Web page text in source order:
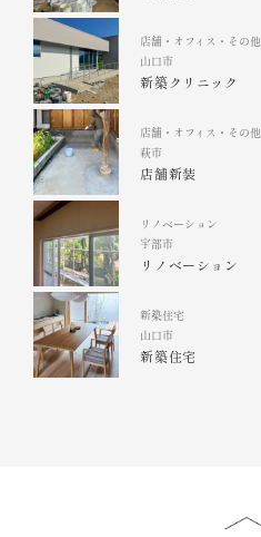
店舗・オフィス・その他
山口市
新築クリニック
店舗・オフィス・その他
萩市
店舗新装
リノベーション
宇部市
リノベーション
新築住宅
山口市
新築住宅